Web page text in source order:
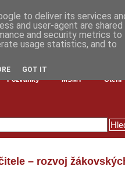
Pozvánky MŠMT Čtení
– rozvoj
to deliver its services
and user-agent are shared
and security metrics to
usage statistics, and to
GOT IT